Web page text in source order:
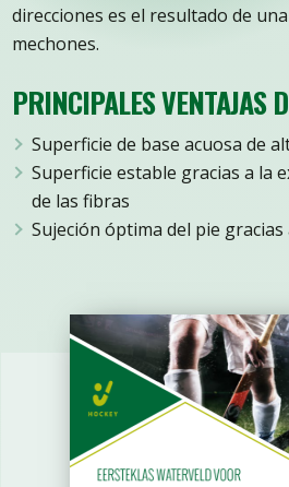
direcciones es el resultado de
mechones.
PRINCIPALES VENTAJAS
Superficie de base acuosa de
Superficie estable gracias a la
de las fibras
Sujeción óptima del pie